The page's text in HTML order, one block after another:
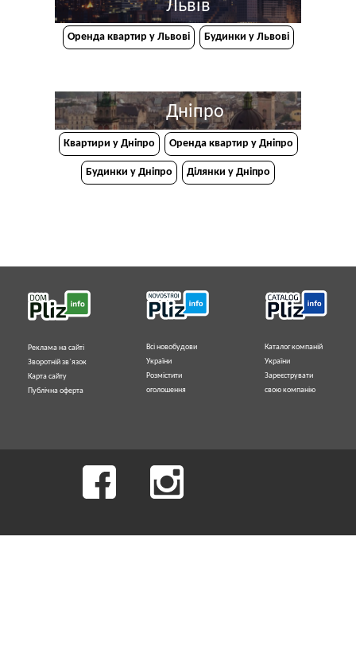
Львів
Оренда квартир у Львові Будинки у Львові
Дніпро
Квартири у Дніпрo Оренда квартир у Дніпро
Будинки у Дніпро Ділянки у Дніпро
Реклама на сайті
Зворотній зв`язок
Карта сайту
Публічна оферта
Всі новобудови
України
Розмістити
оголошення
Каталог компаній
України
Зареєструвати
свою компанію